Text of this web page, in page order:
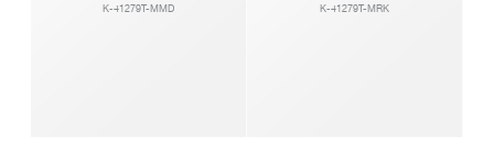
K-41279T-MMD K-41279T-MRK